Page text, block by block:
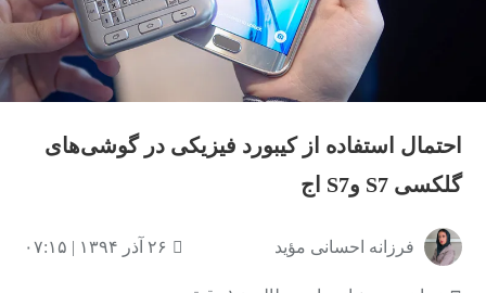
احتمال استفاده از کیبورد فیزیکی در گوشی‌های
گلکسی S7 وS7 اج
فرزانه احسانی مؤید ۲۶ آذر ۱۳۹۴ | ۰۷:۱۵